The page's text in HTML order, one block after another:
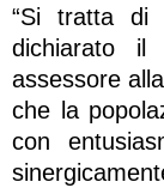
“Si tratta
dichiarato il
assessore
che la
con